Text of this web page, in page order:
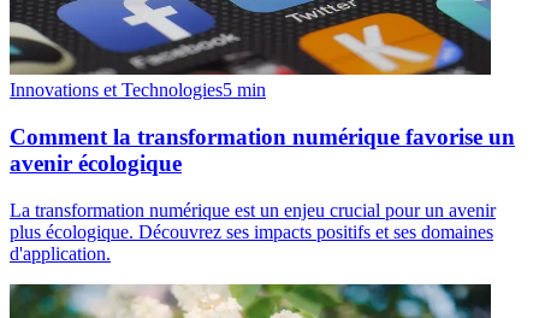
Innovations et Technologies5 min
Comment la transformation numérique favorise un
avenir écologique
La transformation numérique est un enjeu crucial pour un avenir
plus écologique. Découvrez ses impacts positifs et ses domaines
d'application.